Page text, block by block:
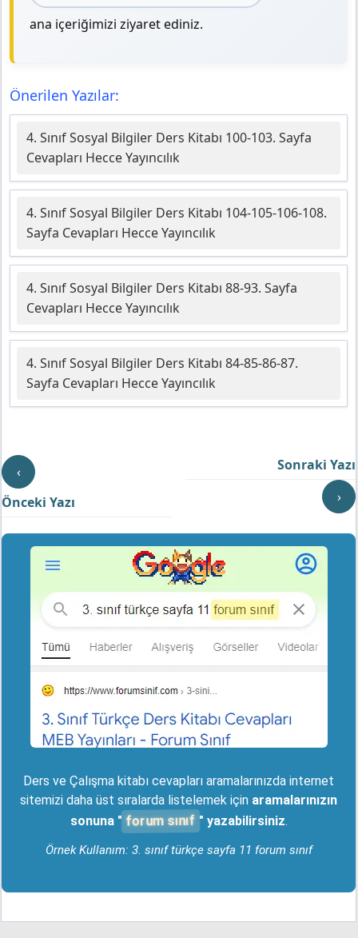
ana içeriğimizi ziyaret ediniz.
Önerilen Yazılar:
4. Sınıf Sosyal Bilgiler Ders Kitabı 100-103. Sayfa
Cevapları Hecce Yayıncılık
4. Sınıf Sosyal Bilgiler Ders Kitabı 104-105-106-108.
Sayfa Cevapları Hecce Yayıncılık
4. Sınıf Sosyal Bilgiler Ders Kitabı 88-93. Sayfa
Cevapları Hecce Yayıncılık
4. Sınıf Sosyal Bilgiler Ders Kitabı 84-85-86-87.
Sayfa Cevapları Hecce Yayıncılık
‹
Önceki Yazı
Sonraki Yazı
›
Ders ve Çalışma kitabı cevapları aramalarınızda internet
sitemizi daha üst sıralarda listelemek için aramalarınızın
sonuna " forum sınıf " yazabilirsiniz.
Örnek Kullanım: 3. sınıf türkçe sayfa 11 forum sınıf